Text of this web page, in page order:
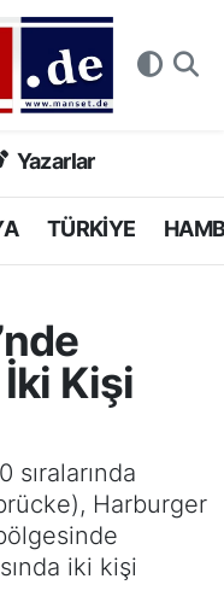
Yazarlar
TÜRKİYE
Kişi
sıralarında
Harburger
iki kişi